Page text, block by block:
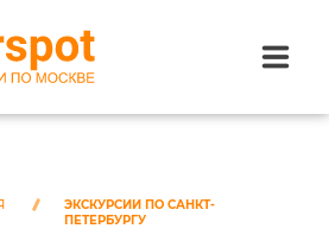
ЭКСКУРСИИ ПО САНКТ-
ПЕТЕРБУРГУ